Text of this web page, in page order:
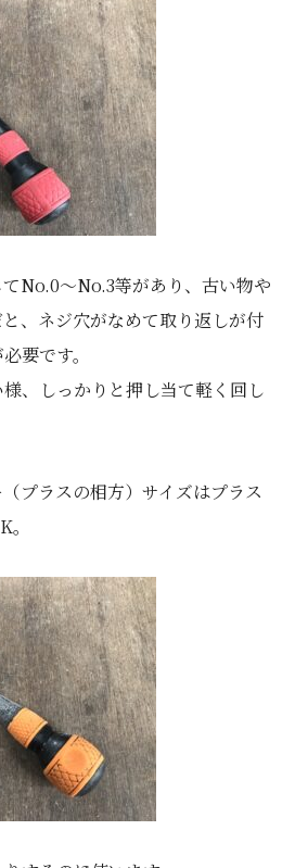
No.0～No.3等があり、古い物や
、ネジ穴がなめて取り返しが付
要です。
、しっかりと押し当て軽く回し
プラスの相方）サイズはプラス